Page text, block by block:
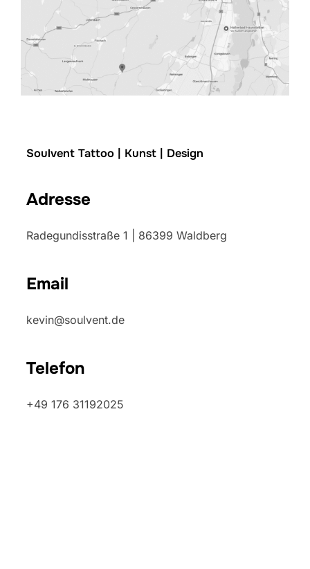
Soulvent Tattoo | Kunst | Design
Adresse
Radegundisstraße 1 | 86399 Waldberg
Email
kevin@soulvent.de
Telefon
+49 176 31192025